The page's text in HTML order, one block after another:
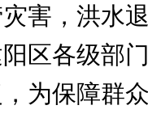
害，洪水
阳区各级部
为保障群